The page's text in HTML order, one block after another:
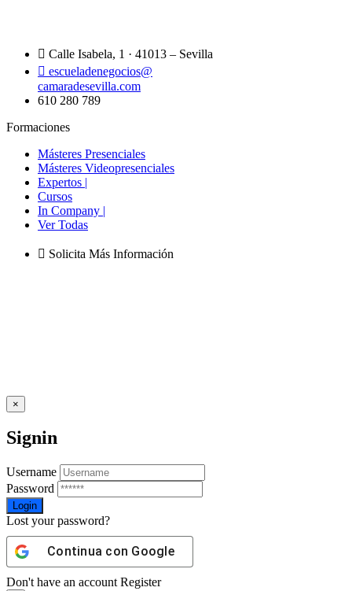
Calle Isabela, 1 · 41013 – Sevilla
escueladenegocios@
camaradesevilla.com
610 280 789
Formaciones
Másteres Presenciales
Másteres Videopresenciales
Expertos |
Cursos
In Company |
Ver Todas
Solicita Más Información
×
Signin
Username
Password
Lost your password?
Continua con Google
Don't have an account Register